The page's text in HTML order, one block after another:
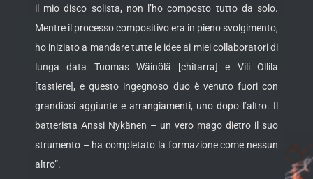
il mio disco solista, non l’ho composto tutto da solo.
Mentre il processo compositivo era in pieno svolgimento,
ho iniziato a mandare tutte le idee ai miei collaboratori di
lunga data Tuomas Wäinölä [chitarra] e Vili Ollila
[tastiere], e questo ingegnoso duo è venuto fuori con
grandiosi aggiunte e arrangiamenti, uno dopo l’altro. Il
batterista Anssi Nykänen – un vero mago dietro il suo
strumento – ha completato la formazione come nessun
altro”.